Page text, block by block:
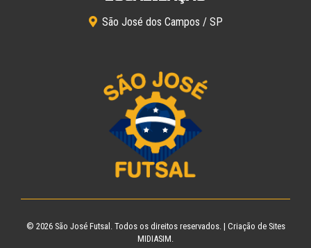
São José dos Campos / SP
© 2026 São José Futsal . Todos os direitos reservados. | Criação de Sites
MIDIASIM.